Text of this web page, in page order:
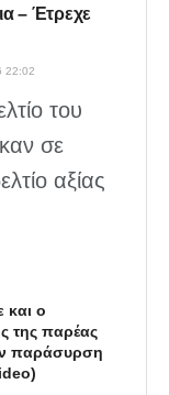
– Έτρεχε
22:02
του
σε
αξίας
και ο
της παρέας
παράσυρση